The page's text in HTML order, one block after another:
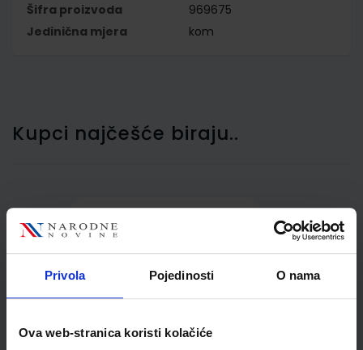
Privola Pojedinosti O nama
Ova web-stranica koristi kolačiće
Šifra proizvoda
969675
Jedinična mjera
kom
Kupci najčešće biraju..
Registrator s kutijom A5,
8 cm, Nano, žuti